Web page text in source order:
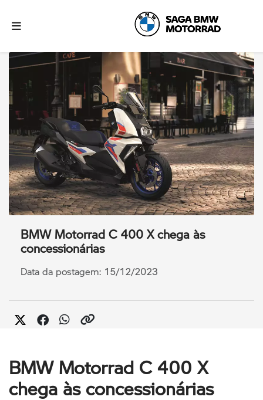
BMW Motorrad C 400 X chega às
concessionárias
Data da postagem: 15/12/2023
BMW Motorrad C 400 X
chega às concessionárias